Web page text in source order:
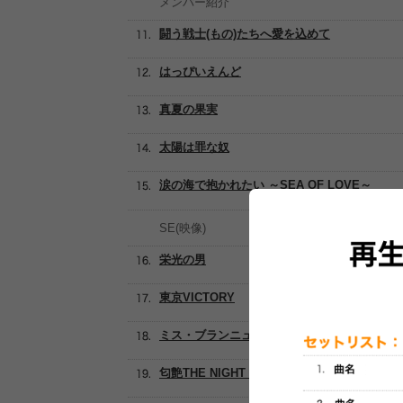
闘う戦士(もの)たちへ愛を込めて
はっぴいえんど
真夏の果実
太陽は罪な奴
涙の海で抱かれたい ～SEA OF LOVE～
SE(映像)
栄光の男
東京VICTORY
ミス・ブランニュー・デイ (MISS BRAND-
匂艶THE NIGHT CLUB